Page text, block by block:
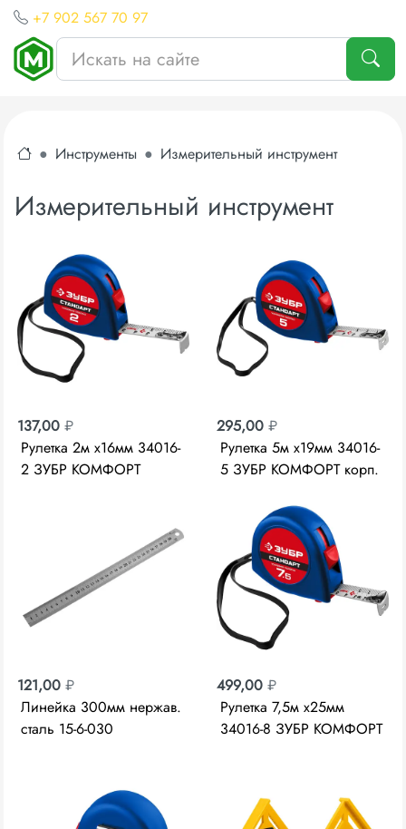
+7 902 567 70 97
Инструменты Измерительный инструмент
Измерительный инструмент
137,00 ₽
Рулетка 2м х16мм 34016-
2 ЗУБР КОМФОРТ
295,00 ₽
Рулетка 5м х19мм 34016-
5 ЗУБР КОМФОРТ корп.
121,00 ₽
Линейка 300мм нержав.
сталь 15-6-030
499,00 ₽
Рулетка 7,5м х25мм
34016-8 ЗУБР КОМФОРТ